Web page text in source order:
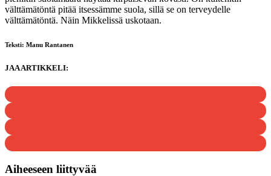
välttämätöntä pitää itsessämme suola, sillä se on terveydelle
välttämätöntä. Näin Mikkelissä uskotaan.
Teksti: Manu Rantanen
JAA ARTIKKELI:
Aiheeseen liittyvää